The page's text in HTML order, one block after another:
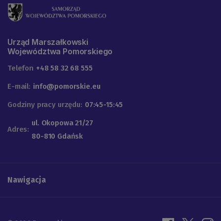
Urząd Marszałkowski
Województwa Pomorskiego
Telefon +48 58 32 68 555
E-mail: info@pomorskie.eu
Godziny pracy urzędu: 07:45-15:45
Adres:
ul. Okopowa 21/27
80-810 Gdańsk
Nawigacja